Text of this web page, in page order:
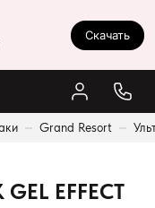
Скачать
Grand Resort
EFFECT